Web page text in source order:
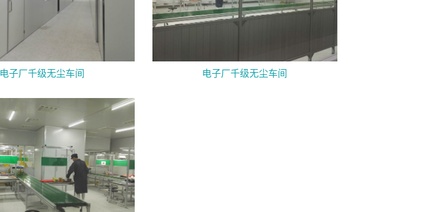
电子厂千级无尘车间 电子厂千级无尘车间